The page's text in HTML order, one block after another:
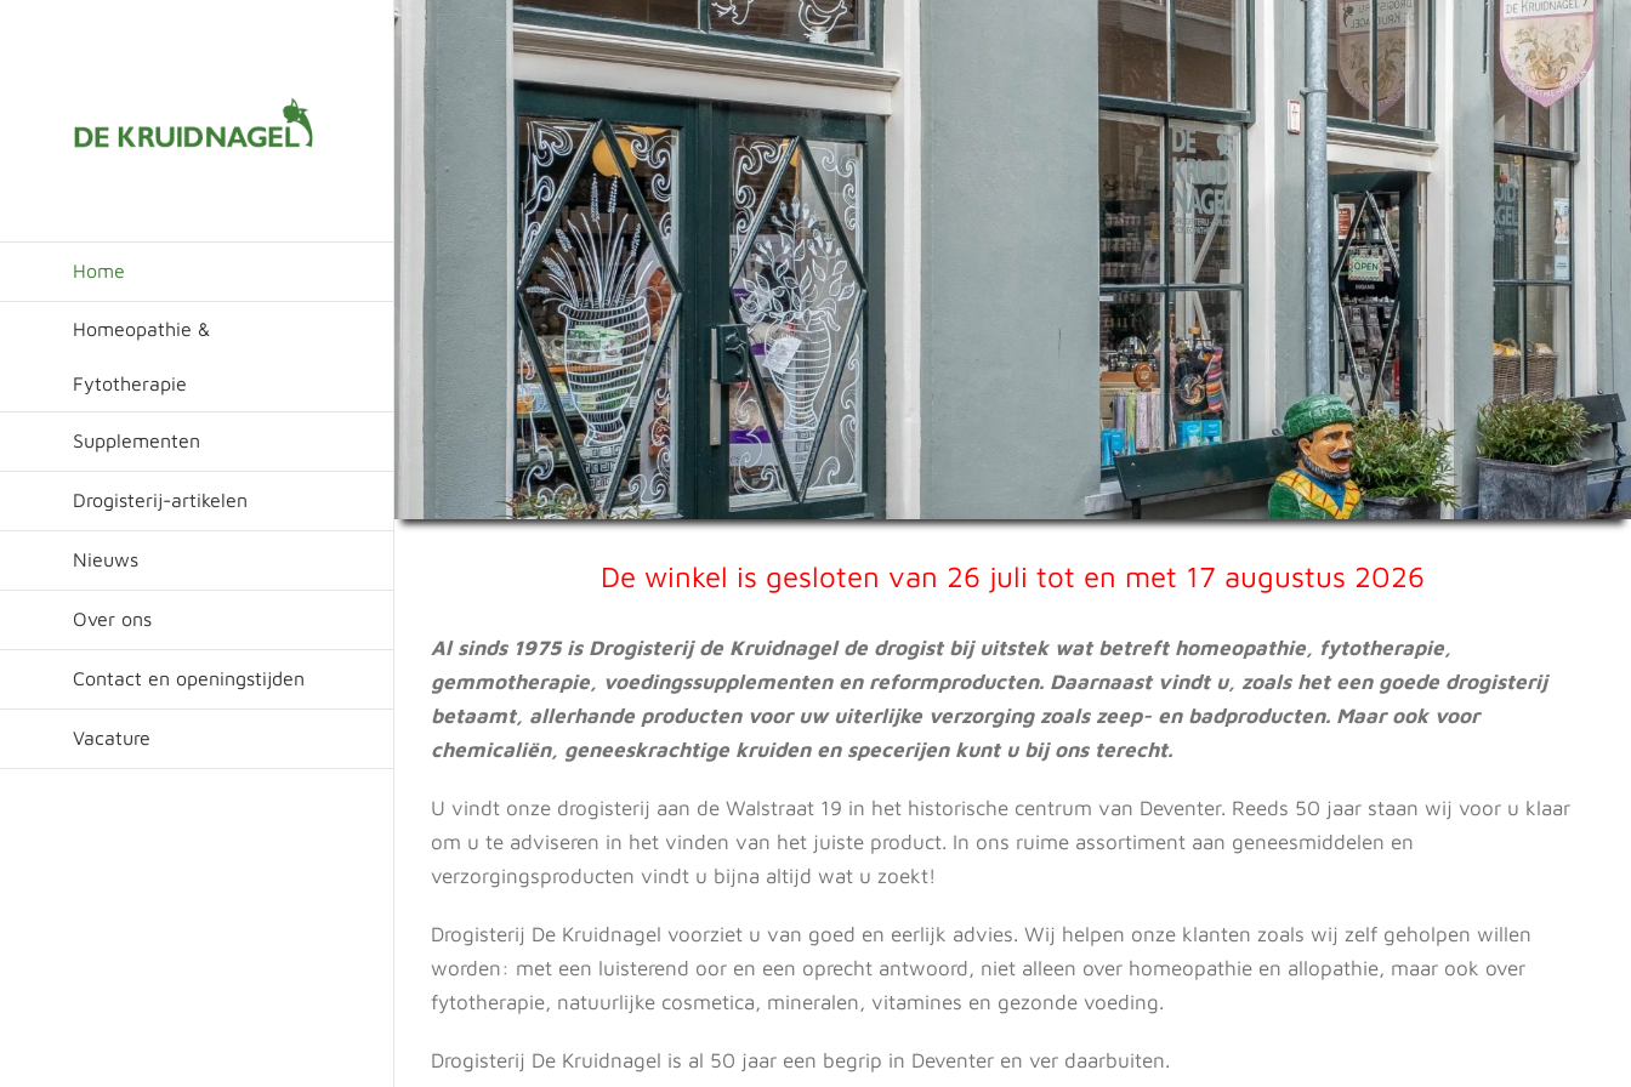
Home
Homeopathie &
Fytotherapie
Supplementen
Drogisterij-artikelen
Nieuws
Over ons
Contact en openingstijden
Vacature
De winkel is gesloten van 26 juli tot en met 17 augustus 2026
Al sinds 1975 is Drogisterij de Kruidnagel de drogist bij uitstek wat betreft homeopathie, fytotherapie,
gemmotherapie, voedingssupplementen en reformproducten. Daarnaast vindt u, zoals het een goede drogisterij
betaamt, allerhande producten voor uw uiterlijke verzorging zoals zeep- en badproducten. Maar ook voor
chemicaliën, geneeskrachtige kruiden en specerijen kunt u bij ons terecht.
U vindt onze drogisterij aan de Walstraat 19 in het historische centrum van Deventer. Reeds 50 jaar staan wij voor u klaar
om u te adviseren in het vinden van het juiste product. In ons ruime assortiment aan geneesmiddelen en
verzorgingsproducten vindt u bijna altijd wat u zoekt!
Drogisterij De Kruidnagel voorziet u van goed en eerlijk advies. Wij helpen onze klanten zoals wij zelf geholpen willen
worden: met een luisterend oor en een oprecht antwoord, niet alleen over homeopathie en allopathie, maar ook over
fytotherapie, natuurlijke cosmetica, mineralen, vitamines en gezonde voeding.
Drogisterij De Kruidnagel is al 50 jaar een begrip in Deventer en ver daarbuiten.